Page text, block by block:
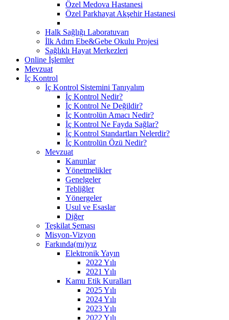
Özel Medova Hastanesi
Özel Parkhayat Akşehir Hastanesi
Halk Sağlığı Laboratuvarı
İlk Adım Ebe&Gebe Okulu Projesi
Sağlıklı Hayat Merkezleri
Online İşlemler
Mevzuat
İç Kontrol
İç Kontrol Sistemini Tanıyalım
İç Kontrol Nedir?
İç Kontrol Ne Değildir?
İç Kontrolün Amacı Nedir?
İç Kontrol Ne Fayda Sağlar?
İç Kontrol Standartları Nelerdir?
İç Kontrolün Özü Nedir?
Mevzuat
Kanunlar
Yönetmelikler
Genelgeler
Tebliğler
Yönergeler
Usul ve Esaslar
Diğer
Teşkilat Şeması
Misyon-Vizyon
Farkında(mı)yız
Elektronik Yayın
2022 Yılı
2021 Yılı
Kamu Etik Kuralları
2025 Yılı
2024 Yılı
2023 Yılı
2022 Yılı